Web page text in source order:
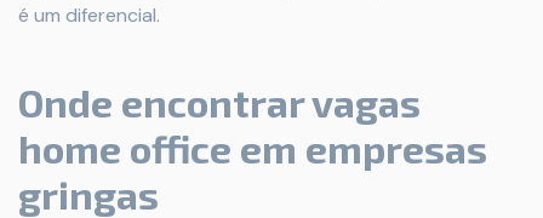
é um diferencial.
Onde encontrar vagas
home office em empresas
gringas